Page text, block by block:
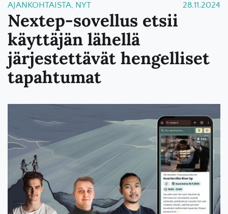
AJANKOHTAISTA, NYT 28.11.2024
Nextep-sovellus etsii
käyttäjän lähellä
järjestettävät hengelliset
tapahtumat